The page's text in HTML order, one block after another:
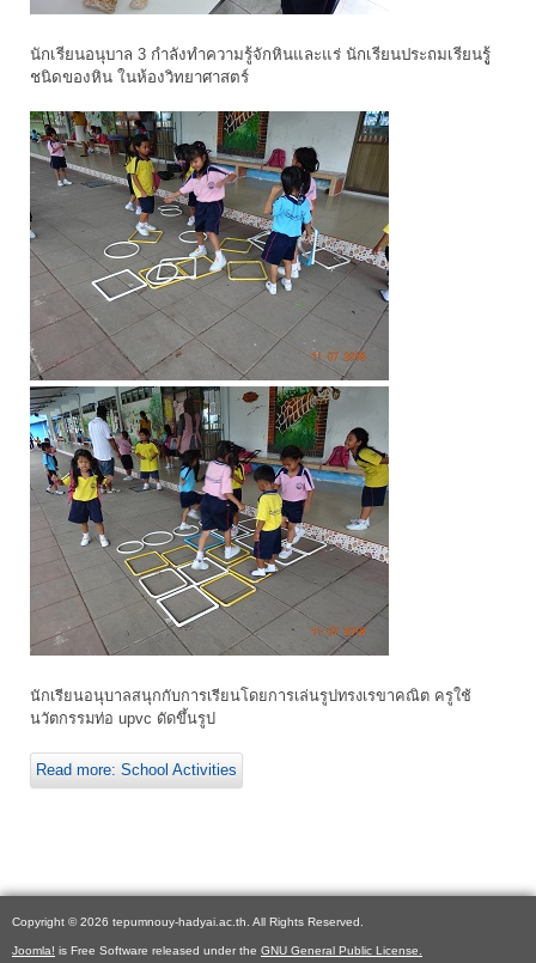
นักเรียนอนุบาล 3 กำลังทำความรู้จักหินและแร่ นักเรียนประถมเรียนรูู้
ชนิดของหิน ในห้องวิทยาศาสตร์
นักเรียนอนุบาลสนุกกับการเรียนโดยการเล่นรูปทรงเรขาคณิต ครูใช้
นวัตกรรมท่อ upvc ดัดขึ้นรูป
Read more: School Activities
Copyright © 2026 tepumnouy-hadyai.ac.th. All Rights Reserved.
Joomla! is Free Software released under the GNU General Public License.